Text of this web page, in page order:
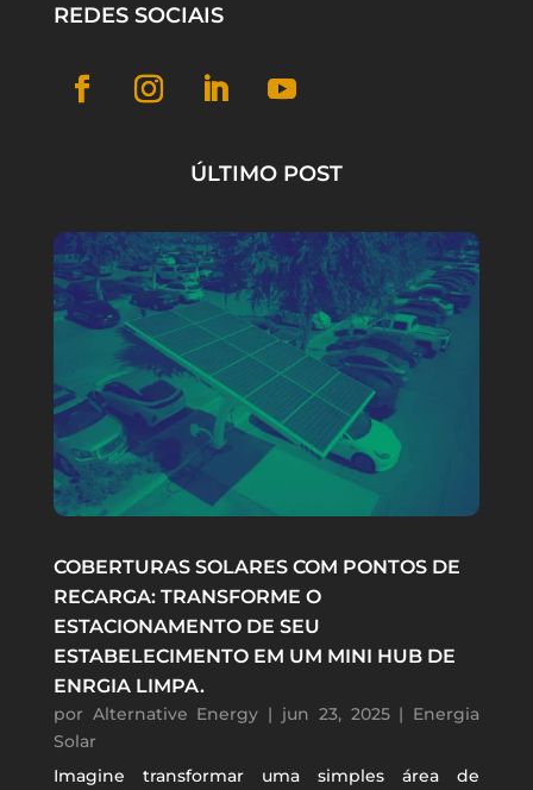
REDES SOCIAIS
ÚLTIMO POST
COBERTURAS SOLARES COM PONTOS DE
RECARGA: TRANSFORME O
ESTACIONAMENTO DE SEU
ESTABELECIMENTO EM UM MINI HUB DE
ENRGIA LIMPA.
por Alternative Energy | jun 23, 2025| Energia
Solar
Imagine transformar uma simples área de